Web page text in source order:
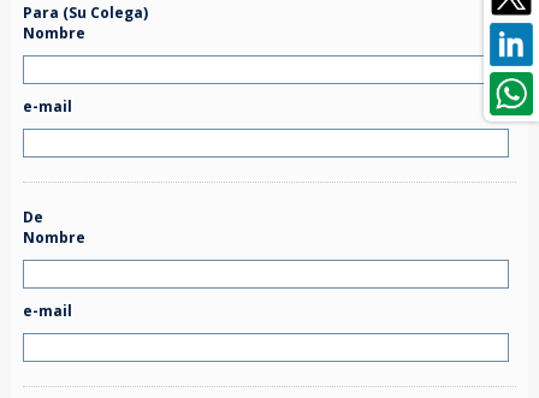
Para (Su Colega)
Nombre
e-mail
De
Nombre
e-mail